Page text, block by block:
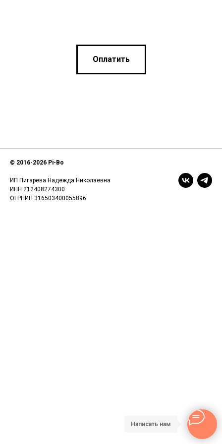
Оплатить
© 2016-2026 Pi-Bo
ИП Пигарева Надежда Николаевна
ИНН 212408274300
ОГРНИП 316503400055896
Написать нам